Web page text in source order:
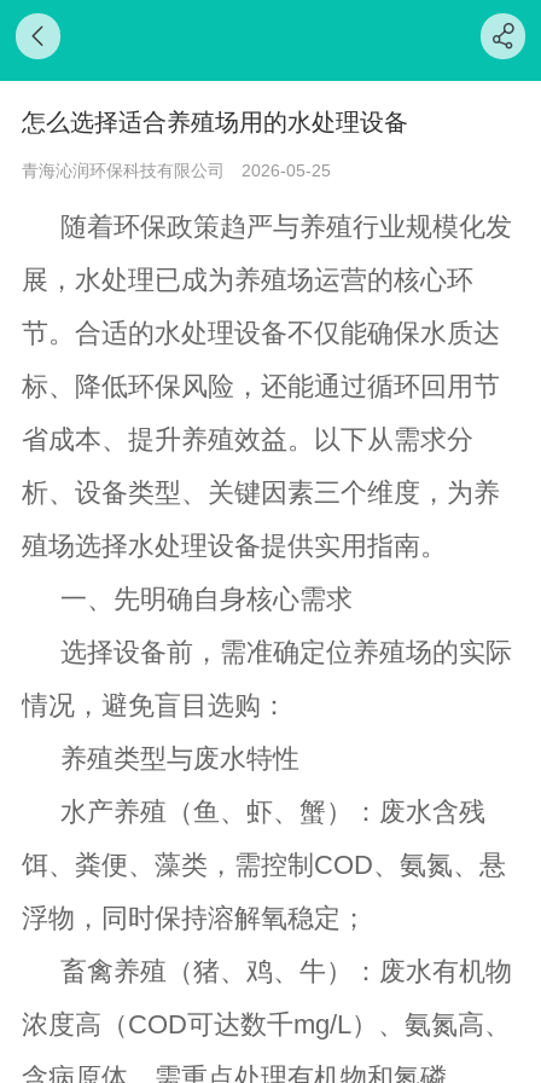
怎么选择适合养殖场用的水处理设备
青海沁润环保科技有限公司 2026-05-25
随着环保政策趋严与养殖行业规模化发
展，水处理已成为养殖场运营的核心环
节。合适的水处理设备不仅能确保水质达
标、降低环保风险，还能通过循环回用节
省成本、提升养殖效益。以下从需求分
析、设备类型、关键因素三个维度，为养
殖场选择水处理设备提供实用指南。
一、先明确自身核心需求
选择设备前，需准确定位养殖场的实际
情况，避免盲目选购：
养殖类型与废水特性
水产养殖（鱼、虾、蟹）：废水含残
饵、粪便、藻类，需控制COD、氨氮、悬
浮物，同时保持溶解氧稳定；
畜禽养殖（猪、鸡、牛）：废水有机物
浓度高（COD可达数千mg/L）、氨氮高、